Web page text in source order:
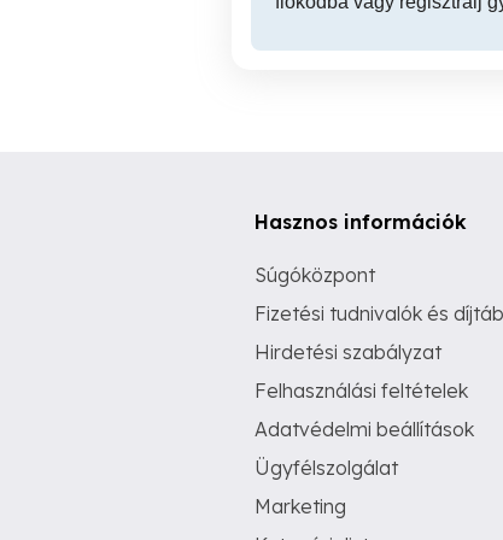
Hasznos információk
Súgóközpont
Fizetési tudnivalók és
Hirdetési szabályzat
Felhasználási feltételek
Adatvédelmi beállítások
Ügyfélszolgálat
Marketing